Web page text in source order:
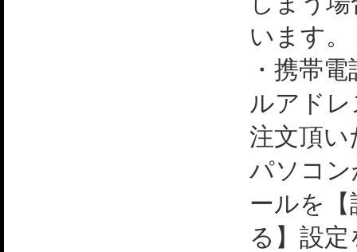
います。
・携帯
ルアド
注文頂い
パソコ
ールを【
る】設